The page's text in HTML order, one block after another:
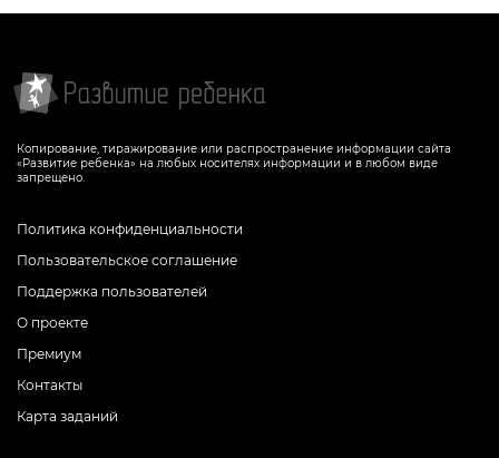
Копирование, тиражирование или распространение информации сайта
«Развитие ребенка» на любых носителях информации и в любом виде
запрещено.
Политика конфиденциальности
Пользовательское соглашение
Поддержка пользователей
О проекте
Премиум
Контакты
Карта заданий